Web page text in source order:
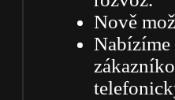
Nově
Nabízíme